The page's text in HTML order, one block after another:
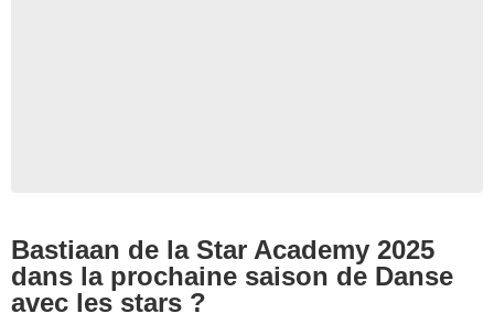
Bastiaan de la Star Academy 2025
dans la prochaine saison de Danse
avec les stars ?